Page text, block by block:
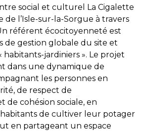
social et culturel La Cigalette
de l’Isle-sur-la-Sorgue à travers
référent écocitoyenneté est
de gestion globale du site et
habitants-jardiniers ». Le projet
dans une dynamique de
les personnes en
de respect de
de cohésion sociale, en
de cultiver leur potager
en partageant un espace